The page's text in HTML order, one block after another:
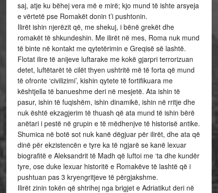
saj, atje ku bëhej vera më e mirë; kjo mund të ishte arsyeja
e vërtetë pse Romakët donin t’i pushtonin.
Ilirët ishin njerëzit që, me shekuj, i bënë grekët dhe
romakët të shkundeshin. Me ilirët në mes, Roma nuk mund
të binte në kontakt me qytetërimin e Greqisë së lashtë.
Flotat ilire të anijeve luftarake me kokë gjarpri terrorizuan
detet, luftëtarët të cilët thyen ushtritë më të forta që mund
të ofronte ‘civilizimi’, kishin qytete të fortifikuara me
kështjella të banueshme deri në mesjetë. Ata ishin të
pasur, ishin të fuqishëm, ishin dinamikë, ishin në rritje dhe
nuk është ekzagjerim të thuash që ata mund të ishin bërë
anëtari i pestë në grupin e të mëdhenjve të historisë antike.
Shumica në botë sot nuk kanë dëgjuar për ilirët, dhe ata që
dinë për ekzistencën e tyre ka të ngjarë se kanë lexuar
biografitë e Aleksandrit të Madh që luftoi me ‘ta dhe kundër
tyre, ose duke lexuar historitë e Romakëve të lashtë që i
pushtuan pas 3 kryengritjeve të përgjakshme.
Ilirët zinin tokën që shtrihej nga brigjet e Adriatikut deri në